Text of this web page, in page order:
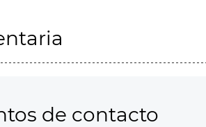
de contacto